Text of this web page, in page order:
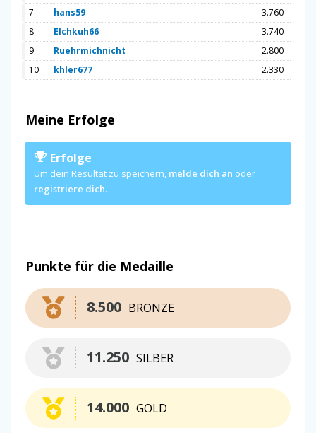
7
hans59
3.760
8
Elchkuh66
3.740
9
Ruehrmichnicht
2.800
10
khler677 2.330
Meine Erfolge
Erfolge
Um dein Resultat zu speichern, melde dich an oder
registriere dich.
Punkte für die Medaille
BRONZE
8.500
SILBER
11.250
GOLD
14.000